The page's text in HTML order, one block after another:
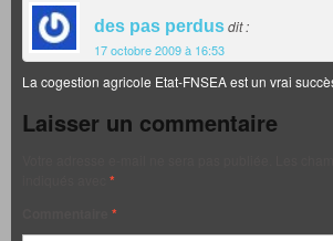
des pas perdusdit :
17 octobre 2009 à 16:53
La cogestion agricole Etat-FNSEA est un vrai
Laisser un commentaire
*
*